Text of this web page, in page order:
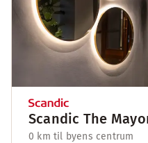
Scandic The
0 km til byens centrum